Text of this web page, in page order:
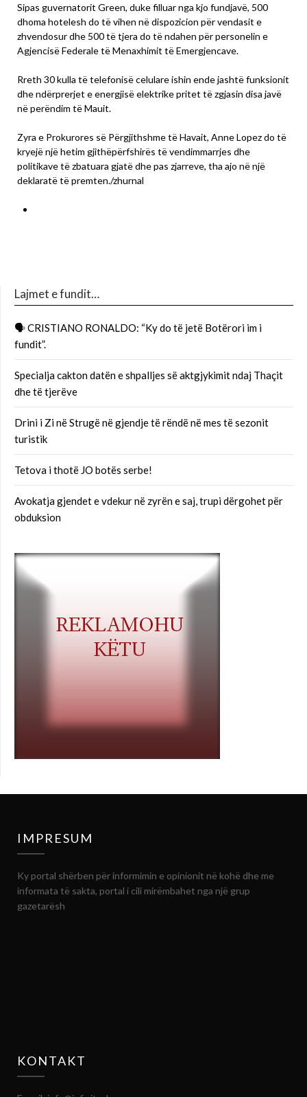
Sipas guvernatorit Green, duke filluar nga kjo fundjavë, 500
dhoma hotelesh do të vihen në dispozicion për vendasit e
zhvendosur dhe 500 të tjera do të ndahen për personelin e
Agjencisë Federale të Menaxhimit të Emergjencave.
Rreth 30 kulla të telefonisë celulare ishin ende jashtë funksionit
dhe ndërprerjet e energjisë elektrike pritet të zgjasin disa javë
në perëndim të Mauit.
Zyra e Prokurores së Përgjithshme të Havait, Anne Lopez do të
kryejë një hetim gjithëpërfshirës të vendimmarrjes dhe
politikave të zbatuara gjatë dhe pas zjarreve, tha ajo në një
deklaratë të premten./zhurnal
Lajmet e fundit…
🗣 CRISTIANO RONALDO: “Ky do të jetë Botërori im i
fundit”.
Specialja cakton datën e shpalljes së aktgjykimit ndaj Thaçit
dhe të tjerëve
Drini i Zi në Strugë në gjendje të rëndë në mes të sezonit
turistik
Tetova i thotë JO botës serbe!
Avokatja gjendet e vdekur në zyrën e saj, trupi dërgohet për
obduksion
IMPRESUM
Ky portal shërben për informimin e opinionit në kohë dhe me
informata të sakta, portal i cili mirëmbahet nga një grup
gazetarësh
KONTAKT